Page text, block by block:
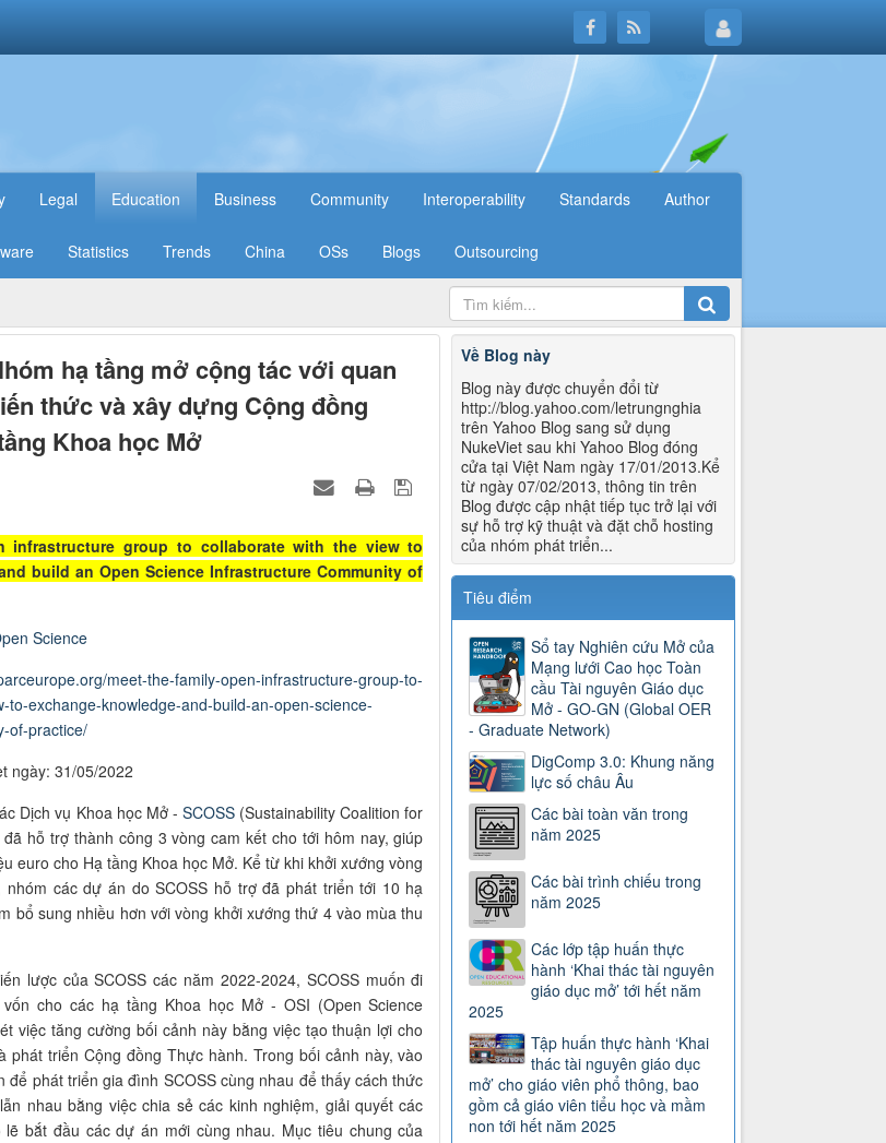
Legal Education Business Community Interoperability Standards Author
Statistics Trends China OSs Blogs Outsourcing
hạ tầng mở cộng tác với quan
thức và xây dựng Cộng đồng
Khoa học Mở
infrastructure group to collaborate with the view to
build an Open Science Infrastructure Community of
Science
meet-the-family-open-infrastructure-group-to-
to-exchange-knowledge-and-build-an-open-science-
of-practice/
ngày: 31/05/2022
Dịch vụ Khoa học Mở -SCOSS (Sustainability Coalition for
hỗ trợ thành công 3 vòng cam kết cho tới hôm nay, giúp
euro cho Hạ tầng Khoa học Mở. Kể từ khi khởi xướng vòng
các dự án do SCOSS hỗ trợ đã phát triển tới 10 hạ
bổ sung nhiều hơn với vòng khởi xướng thứ 4 vào mùa thu
lược của SCOSS các năm 2022-2024, SCOSS muốn đi
cho các hạ tầng Khoa học Mở - OSI (Open Science
việc tăng cường bối cảnh này bằng việc tạo thuận lợi cho
phát triển Cộng đồng Thực hành. Trong bối cảnh này, vào
để phát triển gia đình SCOSS cùng nhau để thấy cách thức
nhau bằng việc chia sẻ các kinh nghiệm, giải quyết các
bắt đầu các dự án mới cùng nhau. Mục tiêu chung của
Về Blog này
Blog này được chuyển đổi từ
http://blog.yahoo.com/letrungnghia
trên Yahoo Blog sang sử dụng
NukeViet sau khi Yahoo Blog đóng
cửa tại Việt Nam ngày 17/01/2013.Kể
từ ngày 07/02/2013, thông tin trên
Blog được cập nhật tiếp tục trở lại với
sự hỗ trợ kỹ thuật và đặt chỗ hosting
của nhóm phát triển...
Tiêu điểm
Sổ tay Nghiên cứu Mở của
Mạng lưới Cao học Toàn
cầu Tài nguyên Giáo dục
Mở - GO-GN (Global OER
- Graduate Network)
DigComp 3.0: Khung năng
lực số châu Âu
Các bài toàn văn trong
năm 2025
Các bài trình chiếu trong
năm 2025
Các lớp tập huấn thực
hành ‘Khai thác tài nguyên
giáo dục mở’ tới hết năm
2025
Tập huấn thực hành ‘Khai
thác tài nguyên giáo dục
mở’ cho giáo viên phổ thông, bao
gồm cả giáo viên tiểu học và mầm
non tới hết năm 2025